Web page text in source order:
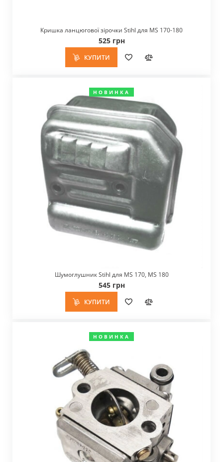
Кришка ланцюгової зірочки Stihl для MS 170-180
525 грн
КУПИТИ
НОВИНКА
Шумоглушник Stihl для MS 170, MS 180
545 грн
КУПИТИ
НОВИНКА